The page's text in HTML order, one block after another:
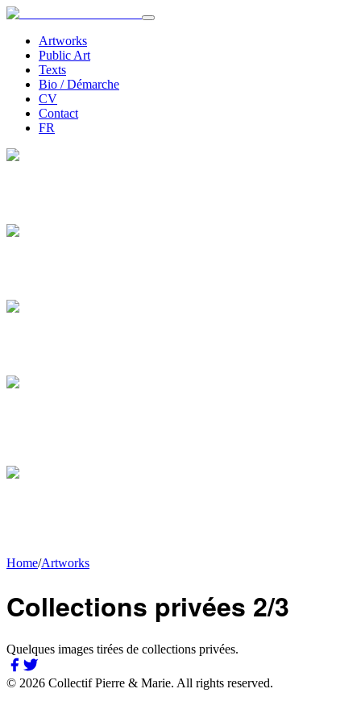
Artworks
Public Art
Texts
Bio / Démarche
CV
Contact
FR
Home/Artworks
Collections privées 2/3
Quelques images tirées de collections privées.
© 2026 Collectif Pierre & Marie. All rights reserved.